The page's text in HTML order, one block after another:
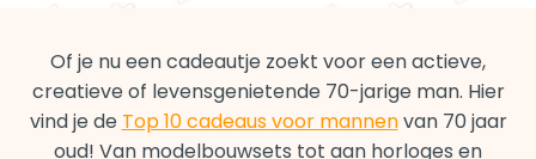
Of je nu een cadeautje zoekt voor een actieve,
creatieve of levensgenietende 70-jarige man. Hier
vind je de Top 10 cadeaus voor mannenvan 70 jaar
oud! Van modelbouwsets tot aan horloges en